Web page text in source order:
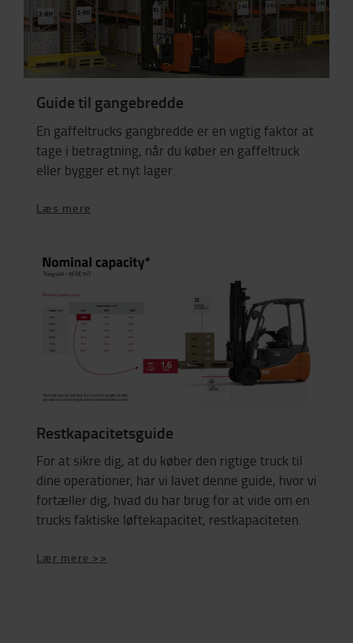
Guide til gangebredde
En gaffeltrucks gangbredde er en vigtig faktor at
tage i betragtning, når du køber en gaffeltruck
eller bygger et nyt lager.
Læs mere
Restkapacitetsguide
For at sikre dig, at du køber den rigtige truck til
dine operationer, har vi lavet denne guide, hvor vi
fortæller dig, hvad du har brug for at vide om en
trucks faktiske løftekapacitet, restkapaciteten.
Lær mere >>